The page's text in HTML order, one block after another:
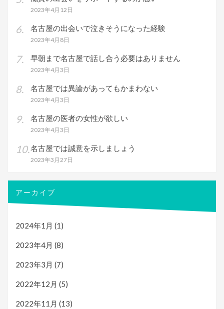
2023年4月12日
名古屋の出会いで泣きそうになった経験
2023年4月8日
早朝まで名古屋で話し合う必要はありません
2023年4月3日
名古屋では異論があってもかまわない
2023年4月3日
名古屋の医者の女性が欲しい
2023年4月3日
名古屋では誠意を示しましょう
2023年3月27日
アーカイブ
2024年1月 (1)
2023年4月 (8)
2023年3月 (7)
2022年12月 (5)
2022年11月 (13)